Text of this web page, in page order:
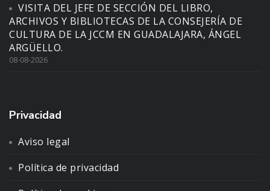
VISITA DEL JEFE DE SECCIÓN DEL LIBRO,
ARCHIVOS Y BIBLIOTECAS DE LA CONSEJERÍA DE
CULTURA DE LA JCCM EN GUADALAJARA, ÁNGEL
ARGÜELLO.
08-08-2026
Privacidad
Aviso legal
Política de privacidad